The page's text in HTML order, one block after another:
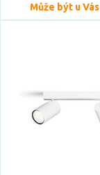
Může být u